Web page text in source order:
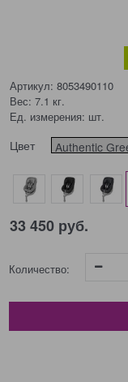
Артикул: 8053490110
Вес: 7.1 кг.
Ед. измерения: шт.
Цвет
33 450 руб.
Количество: